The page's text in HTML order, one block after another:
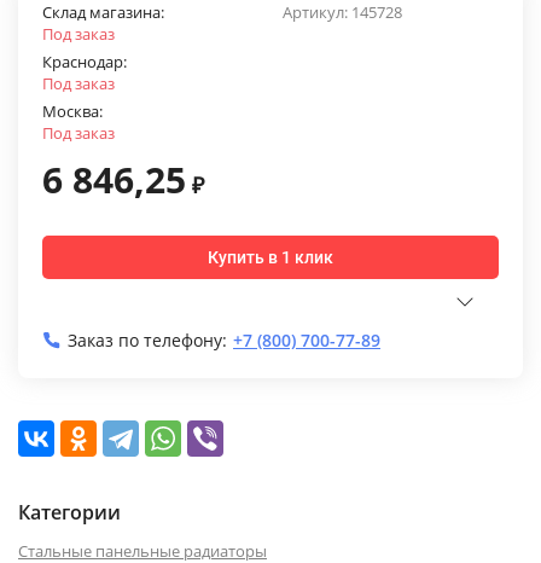
Артикул: 145728
Склад магазина:
Под заказ
Краснодар:
Под заказ
Москва:
Под заказ
6 846,25 ₽
Купить в 1 клик
Заказ по телефону: +7 (800) 700-77-89
Категории
Стальные панельные радиаторы